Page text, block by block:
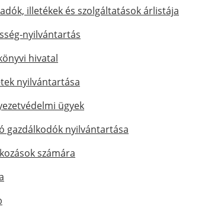
illetékek és szolgáltatások árlistája
nyilvántartás
hivatal
nyilvántartása
ügyek
gazdálkodók nyilvántartása
számára